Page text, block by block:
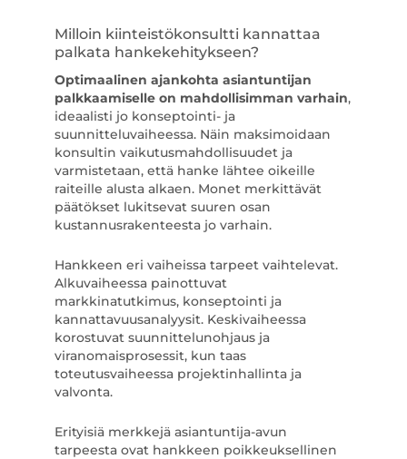
Milloin kiinteistökonsultti kannattaa
palkata hankekehitykseen?
Optimaalinen ajankohta asiantuntijan
palkkaamiselle on mahdollisimman varhain,
ideaalisti jo konseptointi- ja
suunnitteluvaiheessa. Näin maksimoidaan
konsultin vaikutusmahdollisuudet ja
varmistetaan, että hanke lähtee oikeille
raiteille alusta alkaen. Monet merkittävät
päätökset lukitsevat suuren osan
kustannusrakenteesta jo varhain.
Hankkeen eri vaiheissa tarpeet vaihtelevat.
Alkuvaiheessa painottuvat
markkinatutkimus, konseptointi ja
kannattavuusanalyysit. Keskivaiheessa
korostuvat suunnittelunohjaus ja
viranomaisprosessit, kun taas
toteutusvaiheessa projektinhallinta ja
valvonta.
Erityisiä merkkejä asiantuntija-avun
tarpeesta ovat hankkeen poikkeuksellinen